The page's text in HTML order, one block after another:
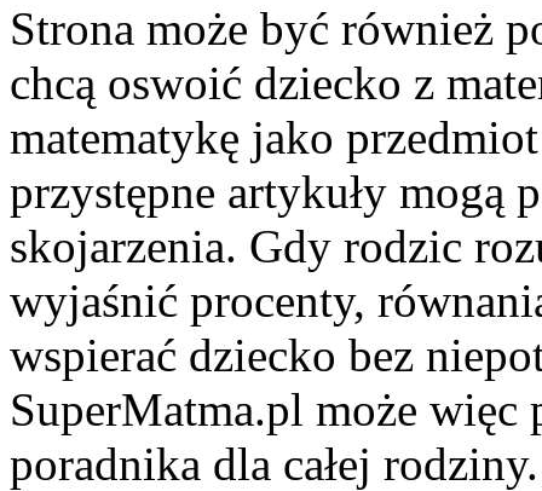
Strona może być również
chcą oswoić dziecko z
matematykę jako
przystępne artykuły mogą
skojarzenia. Gdy rodzic
wyjaśnić procenty,
wspierać dziecko bez
SuperMatma.pl może więc
poradnika dla całej rodziny.